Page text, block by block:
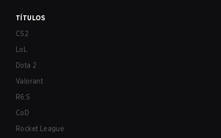
TÍTULOS
CS2
LoL
Dota 2
Valorant
R6:S
CoD
Rocket League